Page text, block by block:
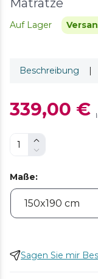
Matratze
Auf Lager
Beschreibung |
339,00 €
Maße:
Sagen Sie mir